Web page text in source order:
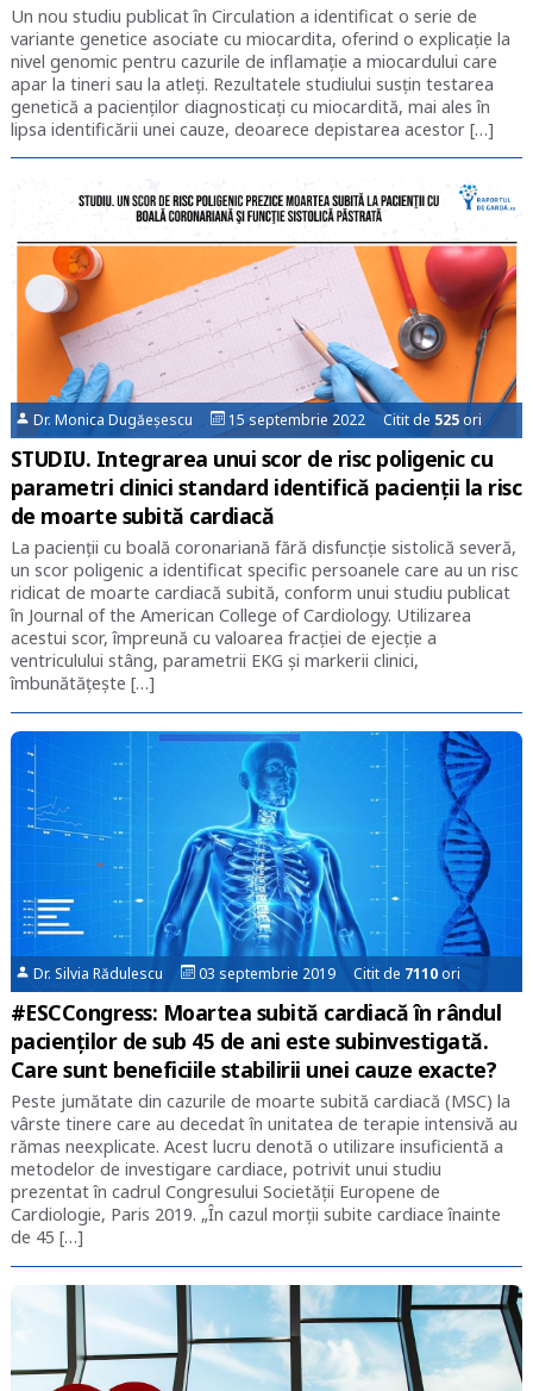
Un nou studiu publicat în Circulation a identificat o serie de
variante genetice asociate cu miocardita, oferind o explicaţie la
nivel genomic pentru cazurile de inflamaţie a miocardului care
apar la tineri sau la atleţi. Rezultatele studiului susţin testarea
genetică a pacienţilor diagnosticaţi cu miocardită, mai ales în
lipsa identificării unei cauze, deoarece depistarea acestor […]
Dr. Monica Dugăeșescu 15 septembrie 2022 Citit de 525 ori
STUDIU. Integrarea unui scor de risc poligenic cu
parametri clinici standard identifică pacienții la risc
de moarte subită cardiacă
La pacienţii cu boală coronariană fără disfuncţie sistolică severă,
un scor poligenic a identificat specific persoanele care au un risc
ridicat de moarte cardiacă subită, conform unui studiu publicat
în Journal of the American College of Cardiology. Utilizarea
acestui scor, împreună cu valoarea fracţiei de ejecţie a
ventriculului stâng, parametrii EKG şi markerii clinici,
îmbunătăţeşte […]
Dr. Silvia Rădulescu 03 septembrie 2019 Citit de 7110ori
#ESCCongress: Moartea subită cardiacă în rândul
pacienților de sub 45 de ani este subinvestigată.
Care sunt beneficiile stabilirii unei cauze exacte?
Peste jumătate din cazurile de moarte subită cardiacă (MSC) la
vârste tinere care au decedat în unitatea de terapie intensivă au
rămas neexplicate. Acest lucru denotă o utilizare insuficientă a
metodelor de investigare cardiace, potrivit unui studiu
prezentat în cadrul Congresului Societății Europene de
Cardiologie, Paris 2019. „În cazul morții subite cardiace înainte
de 45 […]